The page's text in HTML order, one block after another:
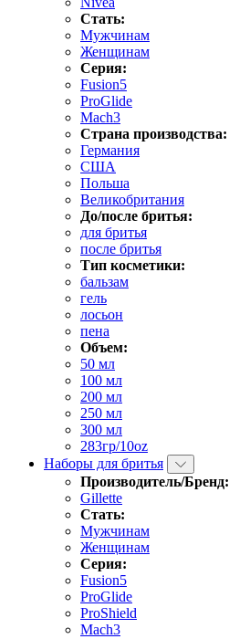
Стать:
Мужчинам
Женщинам
Серия:
Fusion5
ProGlide
Mach3
Страна производства:
Германия
США
Польша
Великобритания
До/после бритья:
для бритья
после бритья
Тип косметики:
бальзам
гель
лосьон
пена
Объем:
50 мл
100 мл
200 мл
250 мл
300 мл
283гр/10oz
Наборы для бритья
Производитель/Бренд:
Gillette
Стать:
Мужчинам
Женщинам
Серия:
Fusion5
ProGlide
ProShield
Mach3